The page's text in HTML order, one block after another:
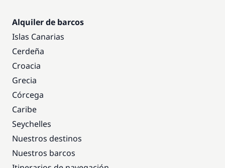
Alquiler de barcos
Islas Canarias
Cerdeña
Croacia
Grecia
Córcega
Caribe
Seychelles
Nuestros destinos
Nuestros barcos